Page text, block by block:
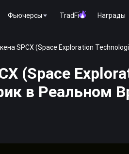
Фьючерсы TradFi Награды
SPCX (Space Exploration
(Space
в Реальном